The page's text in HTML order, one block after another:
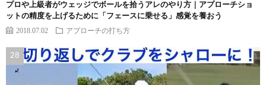
プロや上級者がウェッジでボールを拾うアレのやり方｜アプローチショ
ットの精度を上げるために「フェースに乗せる」感覚を養おう
2018.07.02 アプローチの打ち方